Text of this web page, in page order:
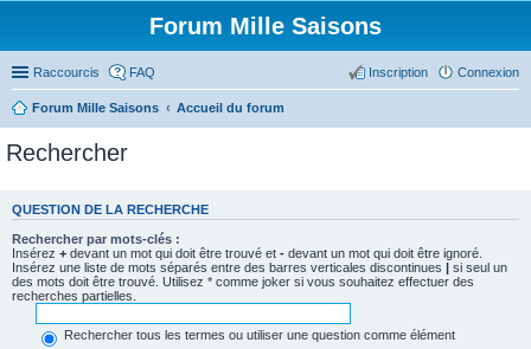
Forum Mille Saisons
Raccourcis FAQ Connexion
Inscription
Forum Mille Saisons Accueil du forum
Rechercher
QUESTION DE LA RECHERCHE
Rechercher par mots-clés :
Insérez + devant un mot qui doit être trouvé et - devant un mot qui doit être ignoré.
Insérez une liste de mots séparés entre des barres verticales discontinues | si seul un
des mots doit être trouvé. Utilisez * comme joker si vous souhaitez effectuer des
recherches partielles.
Rechercher tous les termes ou utiliser une question comme élément